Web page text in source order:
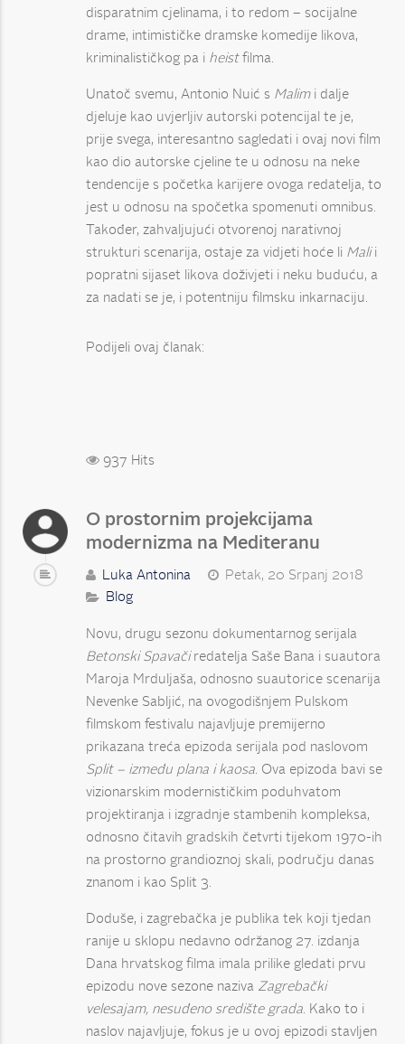
disparatnim cjelinama, i to redom – socijalne
drame, intimističke dramske komedije likova,
kriminalističkog pa i heistfilma.
Unatoč svemu, Antonio Nuić s Malimi dalje
djeluje kao uvjerljiv autorski potencijal te je,
prije svega, interesantno sagledati i ovaj novi film
kao dio autorske cjeline te u odnosu na neke
tendencije s početka karijere ovoga redatelja, to
jest u odnosu na spočetka spomenuti omnibus.
Također, zahvaljujući otvorenoj narativnoj
strukturi scenarija, ostaje za vidjeti hoće li Malii
popratni sijaset likova doživjeti i neku buduću, a
za nadati se je, i potentniju filmsku inkarnaciju.
Podijeli ovaj članak:
937 Hits
​O prostornim projekcijama
modernizma na Mediteranu
Luka Antonina
Petak, 20 Srpanj 2018
Blog
Novu, drugu sezonu dokumentarnog serijala
Betonski Spavači redatelja Saše Bana i suautora
Maroja Mrduljaša, odnosno suautorice scenarija
Nevenke Sabljić, na ovogodišnjem Pulskom
filmskom festivalu najavljuje premijerno
prikazana treća epizoda serijala pod naslovom
Split – između plana i kaosa. Ova epizoda bavi se
vizionarskim modernističkim poduhvatom
projektiranja i izgradnje stambenih kompleksa,
odnosno čitavih gradskih četvrti tijekom 1970-ih
na prostorno grandioznoj skali, području danas
znanom i kao Split 3.
Doduše, i zagrebačka je publika tek koji tjedan
ranije u sklopu nedavno održanog 27. izdanja
Dana hrvatskog filma imala prilike gledati prvu
epizodu nove sezone naziva Zagrebački
velesajam, nesuđeno središte grada. Kako to i
naslov najavljuje, fokus je u ovoj epizodi stavljen